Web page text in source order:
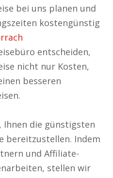
bei uns planen und
kostengünstig
entscheiden,
nicht nur Kosten,
besseren
Ihnen die günstigsten
bereitzustellen. Indem
und Affiliate-
stellen wir